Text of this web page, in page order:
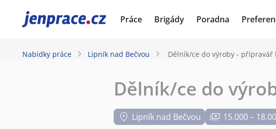
JenPráce.cz Práce Brigády Poradna
Nabídky práce Lipník nad Bečvou Dělník/ce do výroby - přípravář
Dělník/ce do
Lipník nad Bečvou 15.000 –